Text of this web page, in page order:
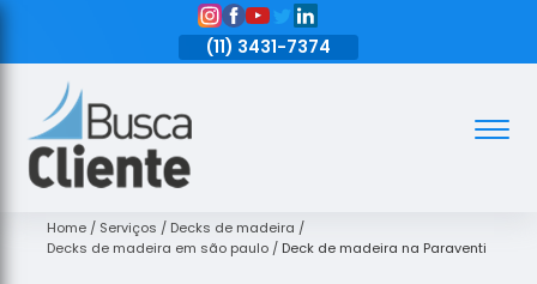
(11) 3431-7374
Assoalhos
de Madeira
Home Serviços
Decks de madeira
Decks de madeira em são paulo
Deck de madeira na Paraventi